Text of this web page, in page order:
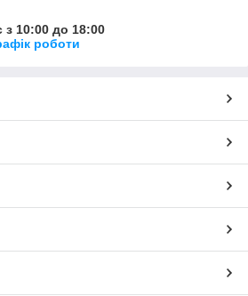
з 10:00 до 18:00
роботи